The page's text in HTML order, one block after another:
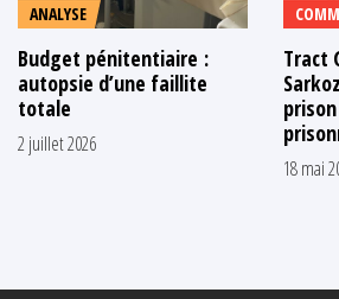
ANALYSE
Budget pénitentiaire :
autopsie d’une faillite
totale
2 juillet 2026
Tract
18 mai